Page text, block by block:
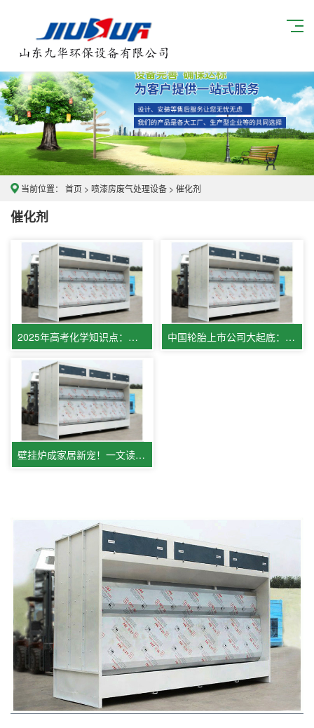
当前位置： 首页 > 喷漆房废气处理设备 > 催化剂
催化剂
2025年高考化学知识点：有关水的反响 中国轮胎上市公司大起底：正新、赛轮、玲珑、森麒麟、三角、双星
壁挂炉成家居新宠！一文读懂智能采暖中心科技